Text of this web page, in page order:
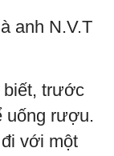
anh N.V.T
biết, trước
uống rượu.
với một